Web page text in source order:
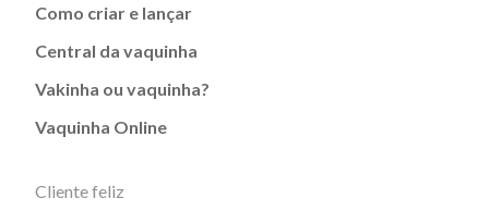
Como criar e lançar
Central da vaquinha
Vakinha ou vaquinha?
Vaquinha Online
Cliente feliz